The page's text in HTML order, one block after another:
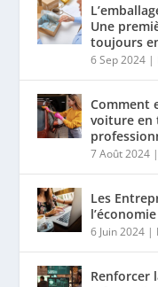
Une
toujours
6 Sep 2024 |
Comment
voiture en
7 Août 2024 |
Les
6 Juin 2024 |
Renforcer